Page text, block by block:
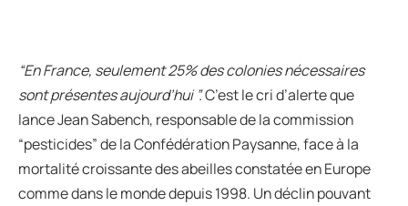
“En France, seulement 25% des colonies nécessaires
sont présentes aujourd’hui ”.C’est le cri d’alerte que
lance Jean Sabench, responsable de la commission
“pesticides” de la Confédération Paysanne, face à la
mortalité croissante des abeilles constatée en Europe
comme dans le monde depuis 1998. Un déclin pouvant